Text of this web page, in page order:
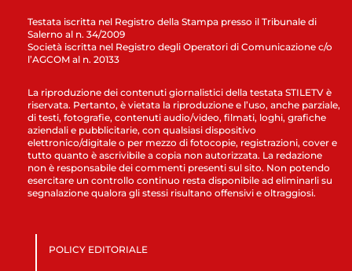
Testata iscritta nel Registro della Stampa presso il Tribunale di
Salerno al n. 34/2009
Società iscritta nel Registro degli Operatori di Comunicazione c/o
l’AGCOM al n. 20133
La riproduzione dei contenuti giornalistici della testata STILETV è
riservata. Pertanto, è vietata la riproduzione e l’uso, anche parziale,
di testi, fotografie, contenuti audio/video, filmati, loghi, grafiche
aziendali e pubblicitarie, con qualsiasi dispositivo
elettronico/digitale o per mezzo di fotocopie, registrazioni, cover e
tutto quanto è ascrivibile a copia non autorizzata. La redazione
non è responsabile dei commenti presenti sul sito. Non potendo
esercitare un controllo continuo resta disponibile ad eliminarli su
segnalazione qualora gli stessi risultano offensivi e oltraggiosi.
POLICY EDITORIALE